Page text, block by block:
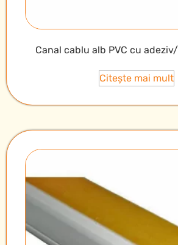
Canal cablu alb PVC cu
Citește mai mult